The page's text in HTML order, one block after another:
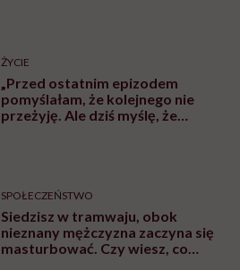
ŻYCIE
„Przed ostatnim epizodem
pomyślałam, że kolejnego nie
przeżyję. Ale dziś myślę, że
SPOŁECZEŃSTWO
Siedzisz w tramwaju, obok
nieznany mężczyzna zaczyna się
masturbować. Czy wiesz, co